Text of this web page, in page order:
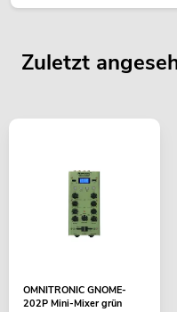
Zuletzt
OMNITRONIC GNOME-
202P Mini-Mixer grün